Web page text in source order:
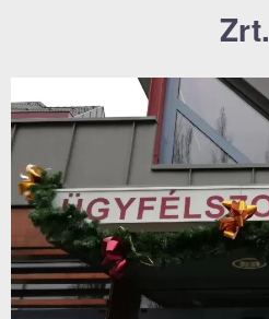
Zrt.